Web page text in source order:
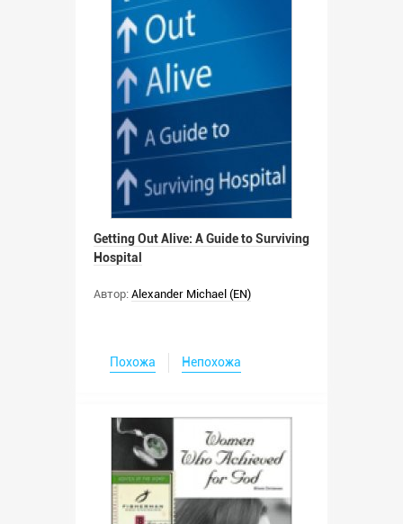
Getting Out Alive: A Guide to Surviving
Hospital
Автор: Alexander Michael (EN)
Похожа Непохожа